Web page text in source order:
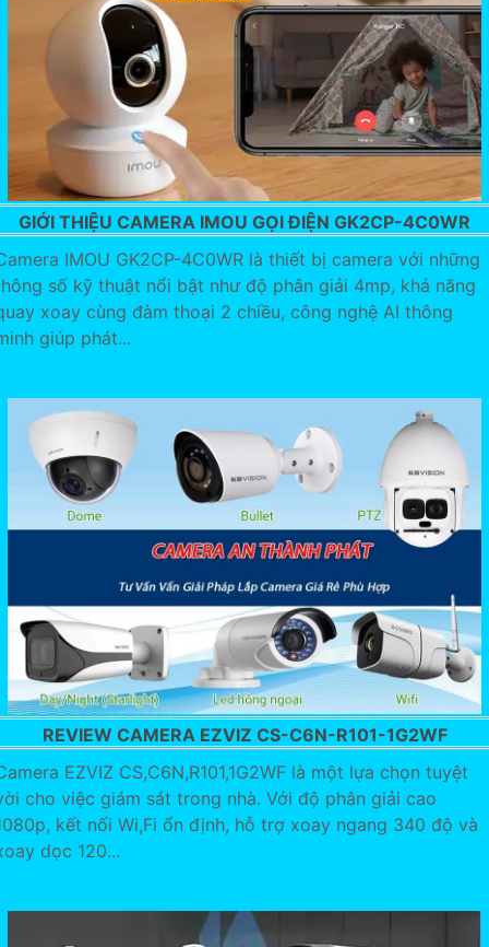
GIỚI THIỆU CAMERA IMOU GỌI ĐIỆN GK2CP-4C0WR
IMOU GK2CP-4C0WR là thiết bị camera với những
số kỹ thuật nổi bật như độ phân giải 4mp, khả năng
xoay cùng đàm thoại 2 chiều, công nghệ AI thông
giúp phát...
REVIEW CAMERA EZVIZ CS-C6N-R101-1G2WF
EZVIZ CS,C6N,R101,1G2WF là một lựa chọn tuyệt
cho việc giám sát trong nhà. Với độ phân giải cao
kết nối Wi,Fi ổn định, hỗ trợ xoay ngang 340 độ và
dọc 120...